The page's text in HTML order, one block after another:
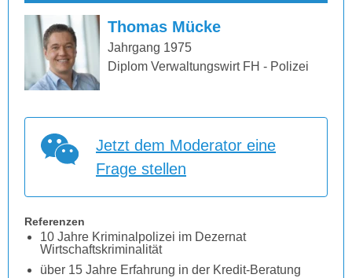
Thomas Mücke
Jahrgang 1975
Diplom Verwaltungswirt FH - Polizei
Jetzt dem Moderator eine
Frage stellen
Referenzen
10 Jahre Kriminalpolizei im Dezernat
Wirtschaftskriminalität
über 15 Jahre Erfahrung in der Kredit-Beratung